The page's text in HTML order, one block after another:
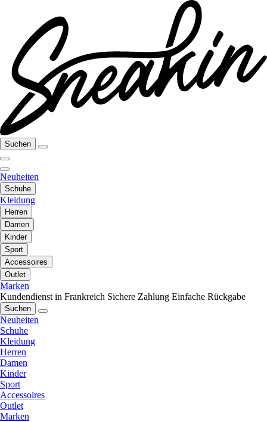
Suchen
Neuheiten
Schuhe
Kleidung
Herren
Damen
Kinder
Sport
Accessoires
Outlet
Marken
Kundendienst in Frankreich Sichere Zahlung Einfache Rückgabe
Suchen
Neuheiten
Schuhe
Kleidung
Herren
Damen
Kinder
Sport
Accessoires
Outlet
Marken